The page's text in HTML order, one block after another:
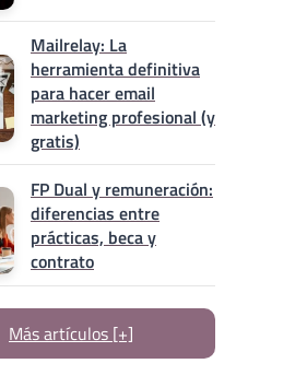
Mailrelay: La
herramienta definitiva
para hacer email
marketing profesional (y
gratis)
FP Dual y remuneración:
diferencias entre
prácticas, beca y
contrato
Más artículos [+]